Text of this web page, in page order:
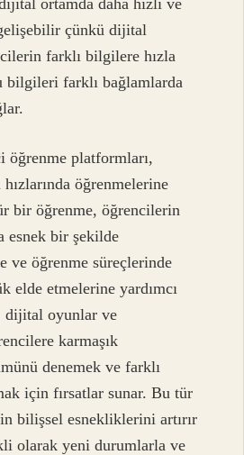
çünkü dijital
farklı bilgilere hızla
bilgileri farklı bağlamlarda
platformları,
öğrenmelerine
bir öğrenme, öğrencilerin
esnek bir şekilde
ve öğrenme süreçlerinde
elde etmelerine yardımcı
dijital oyunlar ve
karmaşık
denemek ve farklı
için fırsatlar sunar. Bu tür
bilişsel esnekliklerini artırır
olarak yeni durumlarla ve